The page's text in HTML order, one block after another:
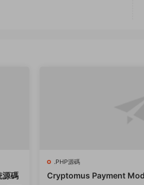
源碼
.PHP源碼
Cryptomus Payment